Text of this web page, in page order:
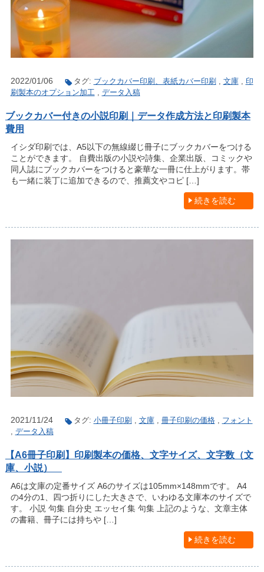
2022/01/06 タグ: ブックカバー印刷、表紙カバー印刷 文庫, 印
刷製本のオプション加工
データ入稿
ブックカバー付きの小説印刷｜データ作成方法と印刷製本
費用
イシダ印刷では、A5以下の無線綴じ冊子にブックカバーをつける
ことができます。 自費出版の小説や詩集、企業出版、コミックや
同人誌にブックカバーをつけると豪華な一冊に仕上がります。帯
も一緒に装丁に追加できるので、推薦文やコピ […]
続きを読む
2021/11/24 タグ: 小冊子印刷 文庫, 冊子印刷の価格, フォント
データ入稿
【A6冊子印刷】印刷製本の価格、文字サイズ、文字数（文
庫、小説）
A6は文庫の定番サイズ A6のサイズは105mm×148mmです。 A4
の4分の1、四つ折りにした大きさで、いわゆる文庫本のサイズで
す。 小説 句集 自分史 エッセイ集 句集 上記のような、文章主体
の書籍、冊子には持ちや […]
続きを読む